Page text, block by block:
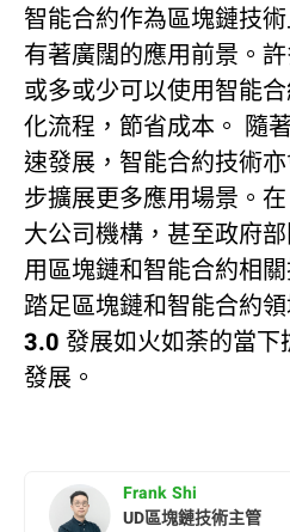
智能合約作為區塊鏈技
有著廣闊的應用前景。
或多或少可以使用智能
化流程，節省成本。 隨
速發展，智能合約技術
步擴展更多應用場景。
大公司機構，甚至政府
用區塊鏈和智能合約相
踏足區塊鏈和智能合約
3.0 發展如火如荼的當
發展。
Frank Shi
UD區塊鏈技術主管